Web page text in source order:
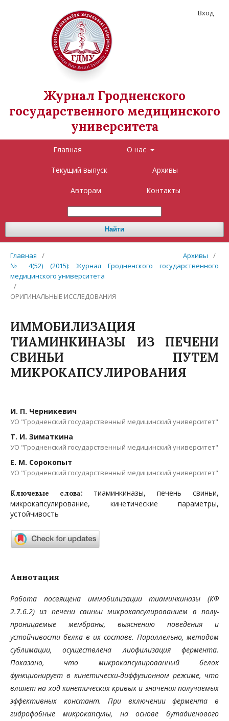
Журнал Гродненского
государственного медицинского
университета
Главная О нас
Текущий выпуск Архивы
Авторам Контакты
Найти
Вход
Главная / Архивы
/
№ 4(52) (2015): Журнал Гродненского государственного
медицинского университета
/
ОРИГИНАЛЬНЫЕ ИССЛЕДОВАНИЯ
ИММОБИЛИЗАЦИЯ
ТИАМИНКИНАЗЫ ИЗ ПЕЧЕНИ
СВИНЬИ ПУТЕМ
МИКРОКАПСУЛИРОВАНИЯ
И. П. Черникевич
УО "Гродненский государственный медицинский университет"
Т. И. Зиматкина
УО "Гродненский государственный медицинский университет"
Е. М. Сорокопыт
УО "Гродненский государственный медицинский университет"
Ключевые слова: тиаминкиназы, печень свиньи,
микрокапсулирование, кинетические параметры,
устойчивость
Аннотация
Работа посвящена иммобилизации тиаминкиназы (КФ
2.7.6.2) из печени свиньи микрокапсулированием в полу­
проницаемые мембраны, выяснению поведения и
устойчивости белка в их составе. Параллельно, методом
субли­мации, осуществлена лиофилизация фермента.
Показано, что микрокапсулированный белок
функционирует в ки­нетически-диффузионном режиме, что
влияет на ход кинетических кривых и значения получаемых
эффективных констант. При включении фермента в
гидрофобные микрокапсулы, на основе бутадиенового